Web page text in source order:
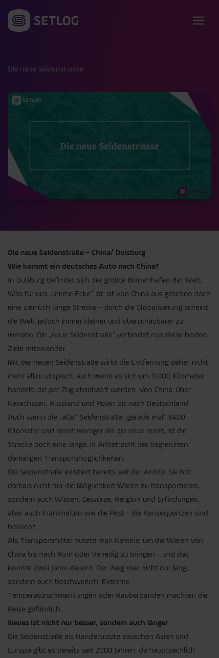
Die neue Seidenstrasse
Die neue Seidenstraße – China/ Duisburg
Wie kommt ein deutsches Auto nach China?
In Duisburg befindet sich der größte Binnenhafen der Welt.
Was für uns „umme Ecke“ ist, ist von China aus gesehen doch
eine ziemlich lange Strecke – durch die Globalisierung scheint
die Welt jedoch immer kleiner und überschaubarer zu
werden: Die „neue Seidenstraße“ verbindet nun diese beiden
Ziele miteinander.
Mit der neuen Seidenstraße wirkt die Entfernung daher nicht
mehr allzu utopisch, auch wenn es sich um 11.000 Kilometer
handelt, die per Zug absolviert werden. Von China, über
Kasachstan, Russland und Polen bis nach Deutschland.
Auch wenn die „alte“ Seidenstraße „gerade mal“ 6400
Kilometer und somit weniger als die neue misst, ist die
Strecke doch eine lange, in Anbetracht der begrenzten
damaligen Transportmöglichkeiten.
Die Seidenstraße existiert bereits seit der Antike. Sie bot
damals nicht nur die Möglichkeit Waren zu transportieren,
sondern auch Wissen, Gewürze, Religion und Erfindungen,
aber auch Krankheiten wie die Pest – die Konsequenzen sind
bekannt.
Als Transportmittel nutzte man Kamele, um die Waren von
China bis nach Rom oder Venedig zu bringen – und das
konnte zwei Jahre dauern. Der Weg war nicht nur lang,
sondern auch beschwerlich: Extreme
Temperaturschwankungen oder Räuberbanden machten die
Reise gefährlich.
Neues ist nicht nur besser, sondern auch länger
Die Seidenstraße als Handelsroute zwischen Asien und
Europa gibt es bereits seit 2000 Jahren; da hauptsächlich